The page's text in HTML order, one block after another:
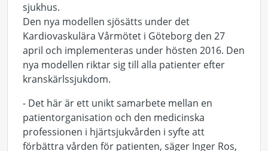
sjukhus.
Den nya modellen sjösätts under det
Kardiovaskulära Vårmötet i Göteborg den 27
april och implementeras under hösten 2016. Den
nya modellen riktar sig till alla patienter efter
kranskärlssjukdom.
- Det här är ett unikt samarbete mellan en
patientorganisation och den medicinska
professionen i hjärtsjukvården i syfte att
förbättra vården för patienten, säger Inger Ros,